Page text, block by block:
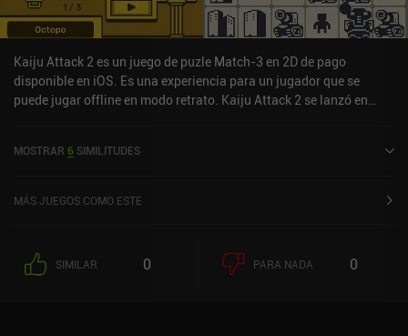
Kaiju Attack 2 es un juego de puzle Match-3 en 2D de pago
disponible en iOS. Es una experiencia para un jugador que se
puede jugar offline en modo retrato. Kaiju Attack 2 se lanzó en
MOSTRAR 6 SIMILITUDES
MÁS JUEGOS COMO ESTE
SIMILAR 0 PARA NADA 0